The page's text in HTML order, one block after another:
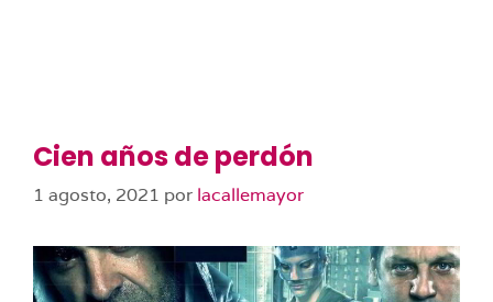
Cien años de perdón
1 agosto, 2021 por lacallemayor